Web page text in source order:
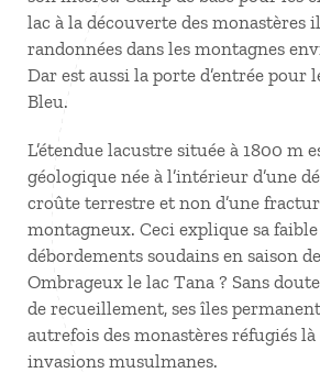
lac à la découverte des monastères
randonnées dans les montagnes
Dar est aussi la porte d’entrée pour
Bleu.
L’étendue lacustre située à 1800 m
géologique née à l’intérieur d’une
croûte terrestre et non d’une
montagneux. Ceci explique sa
débordements soudains en saison
Ombrageux le lac Tana ? Sans
de recueillement, ses îles
autrefois des monastères réfugiés
invasions musulmanes.